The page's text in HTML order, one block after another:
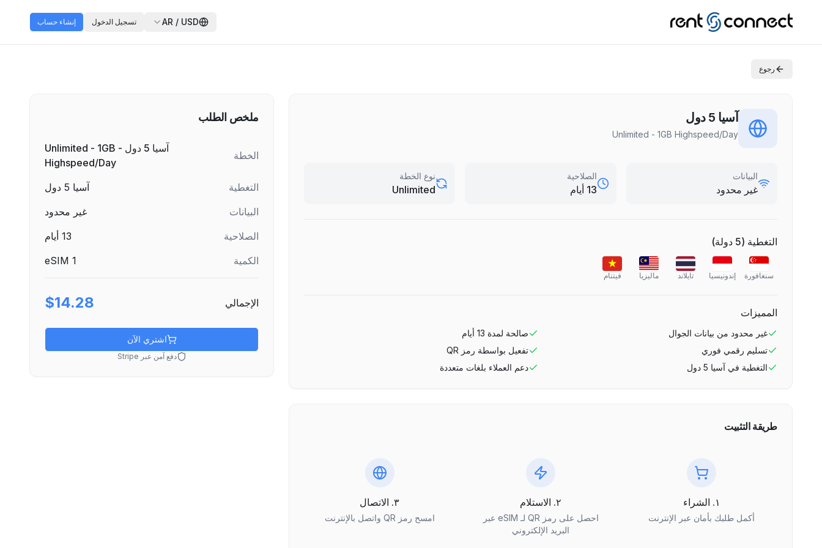
AR / USD تسجيل الدخول إنشاء حساب
رجوع
آسيا 5 دول
Unlimited - 1GB Highspeed/Day
البيانات
غير محدود
الصلاحية
13 أيام
نوع الخطة
Unlimited
التغطية (
5 دولة)
سنغافورة إندونيسيا تايلاند ماليزيا فيتنام
المميزات
غير محدود من بيانات الجوال صالحة لمدة 13 أيام
تسليم رقمي فوري
تفعيل بواسطة رمز QR
التغطية في آسيا 5 دول دعم العملاء بلغات متعددة
طريقة التثبيت
١. الشراء
أكمل طلبك بأمان عبر الإنترنت
٢. الاستلام
احصل على رمز QR لـ eSIM عبر
البريد الإلكتروني
٣. الاتصال
امسح رمز QR واتصل بالإنترنت
ملخص الطلب
الخطة
آسيا 5 دول - Unlimited - 1GB
Highspeed/Day
التغطية
آسيا 5 دول
البيانات
غير محدود
الصلاحية
13 أيام
الكمية
1
الإجمالي $14.28
اشتري الآن
دفع آمن عبر Stripe